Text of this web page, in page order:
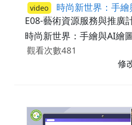
video 時尚新世界：手繪與AI繪
E08-藝術資源服務與推廣
時尚新世界：手繪與AI繪
觀看次數481
修